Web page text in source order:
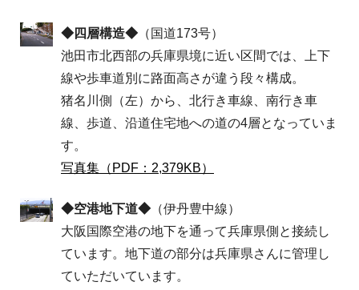
◆四層構造◆ （国道173号）
池田市北西部の兵庫県境に近い区間では、上下
線や歩車道別に路面高さが違う段々構成。
猪名川側（左）から、北行き車線、南行き車
線、歩道、沿道住宅地への道の4層となっていま
す。
写真集（PDF：2,379KB）
◆空港地下道◆ （伊丹豊中線）
大阪国際空港の地下を通って兵庫県側と接続し
ています。地下道の部分は兵庫県さんに管理し
ていただいています。